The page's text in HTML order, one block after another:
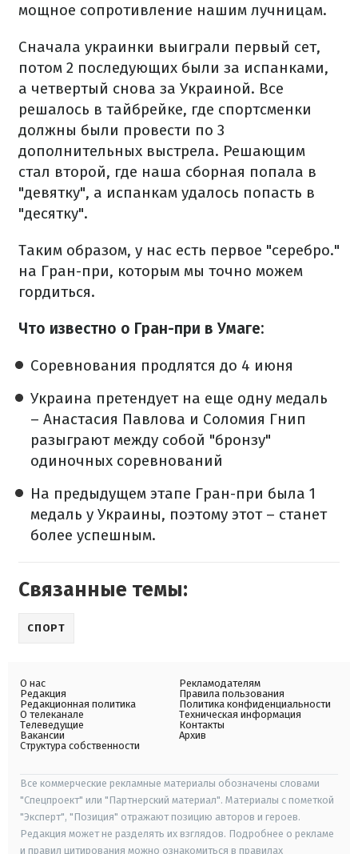
мощное сопротивление нашим лучницам.
Сначала украинки выиграли первый сет,
потом 2 последующих были за испанками,
а четвертый снова за Украиной. Все
решалось в тайбрейке, где спортсменки
должны были провести по 3
дополнительных выстрела. Решающим
стал второй, где наша сборная попала в
"девятку", а испанкам удалось попасть в
"десятку".
Таким образом, у нас есть первое "серебро."
на Гран-при, которым мы точно можем
гордиться.
Что известно о Гран-при в Умаге:
Соревнования продлятся до 4 июня
Украина претендует на еще одну медаль
– Анастасия Павлова и Соломия Гнип
разыграют между собой "бронзу"
одиночных соревнований
На предыдущем этапе Гран-при была 1
медаль у Украины, поэтому этот – станет
более успешным.
Связанные темы:
СПОРТ
О нас
Редакция
Редакционная политика
О телеканале
Телеведущие
Вакансии
Структура собственности
Рекламодателям
Правила пользования
Политика конфиденциальности
Техническая информация
Контакты
Архив
Все коммерческие рекламные материалы обозначены словами
"Спецпроект" или "Партнерский материал". Материалы с пометкой
"Эксперт", "Позиция" отражают позицию авторов и героев.
Редакция может не разделять их взглядов. Подробнее о рекламе
и правил цитирования можно ознакомиться в правилах